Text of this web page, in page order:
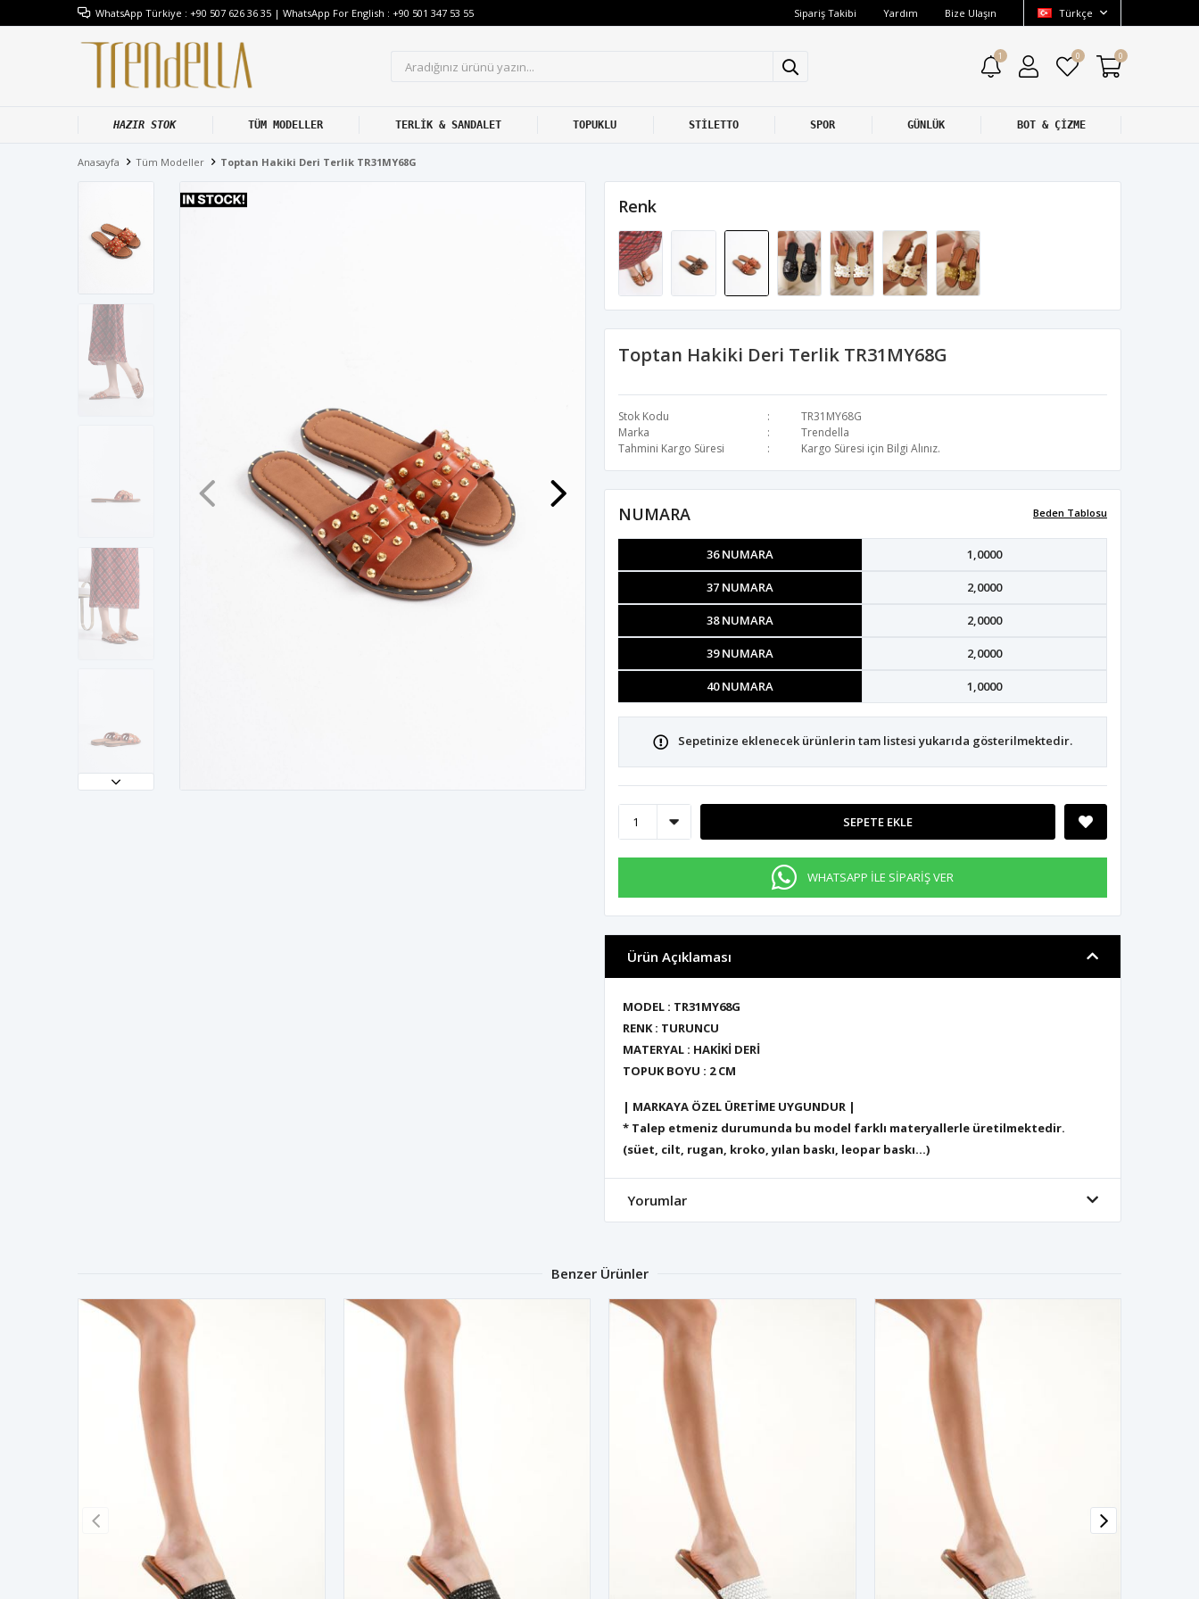
WhatsApp Türkiye : +90 507 626 36 35 | WhatsApp For English : +90 501 347 53 55 Sipariş Takibi Yardım Bize Ulaşın Türkçe
1 0 0
HAZIR STOK TÜM MODELLER TERLİK & SANDALET TOPUKLU STİLETTO SPOR GÜNLÜK BOT & ÇİZME
Anasayfa Tüm Modeller Toptan Hakiki Deri Terlik TR31MY68G
Toptan Hakiki Deri Terlik TR31MY68G
Stok Kodu
TR31MY68G
Marka
Trendella
Tahmini Kargo Süresi
Kargo Süresi için Bilgi Alınız.
Renk
Beden Tablosu
NUMARA
36 NUMARA 1,0000
37 NUMARA 2,0000
38 NUMARA 2,0000
39 NUMARA 2,0000
40 NUMARA 1,0000
Sepetinize eklenecek ürünlerin tam listesi yukarıda gösterilmektedir.
SEPETE EKLE
WHATSAPP İLE SİPARİŞ VER
Ürün Açıklaması
MODEL : TR31MY68G
RENK : TURUNCU
MATERYAL : HAKİKİ DERİ
TOPUK BOYU : 2 CM
| MARKAYA ÖZEL ÜRETİME UYGUNDUR |
* Talep etmeniz durumunda bu model farklı materyallerle üretilmektedir.
(süet, cilt, rugan, kroko, yılan baskı, leopar baskı...)
Yorumlar
Benzer Ürünler